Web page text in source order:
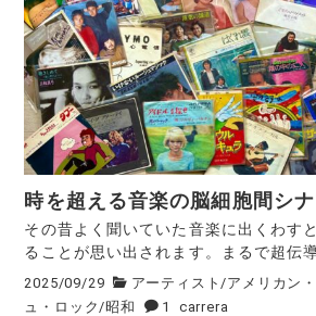
時を超える音楽の脳細胞間シ
その昔よく聞いていた音楽に出くわす
ることが思い出されます。まるで超伝
2025/09/29 アーティスト /アメリカン
ュ・ロック /昭和 1 carrera